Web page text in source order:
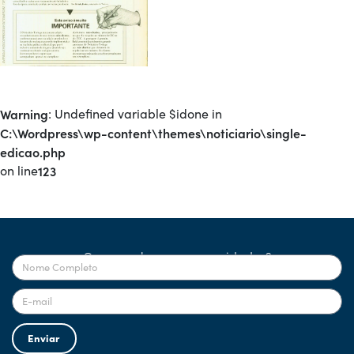
Warning: Undefined variable $idone in
C:\Wordpress\wp-content\themes\noticiario\single-
edicao.php
on line123
Quer receber nossas novidades?
Enviar